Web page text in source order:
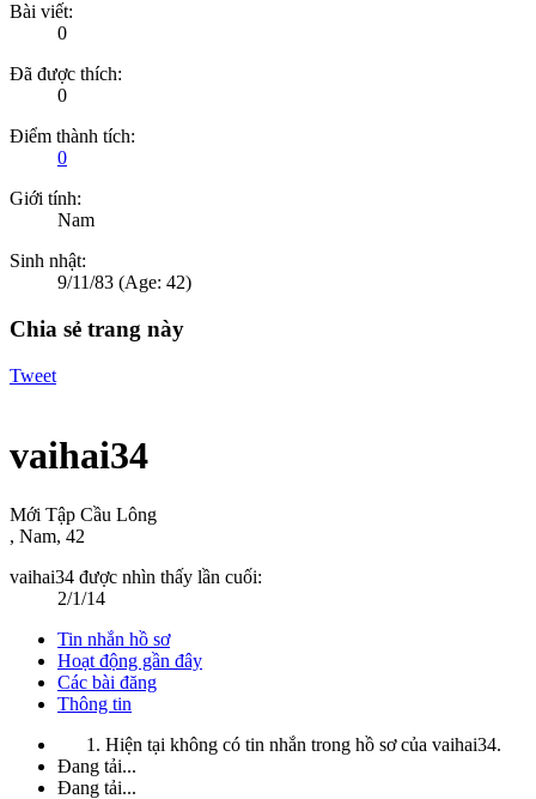
Bài viết:
0
Đã được thích:
0
Điểm thành tích:
0
Giới tính:
Nam
Sinh nhật:
9/11/83 (Age: 42)
Chia sẻ trang này
Tweet
vaihai34
Mới Tập Cầu Lông
, Nam, 42
vaihai34 được nhìn thấy lần cuối:
2/1/14
Tin nhắn hồ sơ
Hoạt động gần đây
Các bài đăng
Thông tin
Hiện tại không có tin nhắn trong hồ sơ của vaihai34.
Đang tải...
Đang tải...